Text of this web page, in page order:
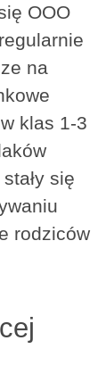
OOO
na
klas 1-3
się
rodziców